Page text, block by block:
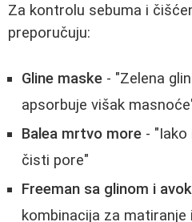
Za kontrolu sebuma i
preporučuju:
Gline maske - "Zelena
apsorbuje višak
Balea mrtvo more - "Iako
čisti pore"
Freeman sa glinom i
kombinacija za matiranje